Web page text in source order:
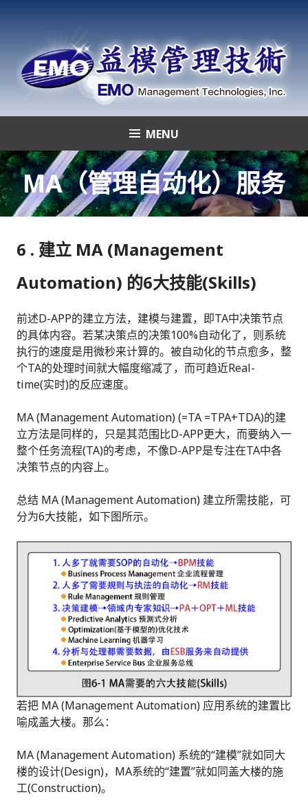
益模管理技術
MENU
MA（管理自动化）服务
6 . 建立 MA (Management
Automation) 的6大技能(Skills)
前述D-APP的建立方法，建模与建置，即TA中决策节点
的具体内容。若某决策点的决策100%自动化了，则系统
执行的速度是用微秒来计算的。被自动化的节点愈多，整
个TA的处理时间就大幅度缩减了，而可趋近Real-
time(实时)的反应速度。
MA (Management Automation) (=TA =TPA+TDA)的建
立方法是同样的，只是其范围比D-APP更大，而要纳入一
整个任务流程(TA)的考虑，不像D-APP是专注在TA中各
决策节点的内容上。
总结 MA (Management Automation) 建立所需技能，可
分为6大技能，如下图所示。
若把 MA (Management Automation) 应用系统的建置比
喻成盖大楼。那么：
MA (Management Automation) 系统的“建模”就如同大
楼的设计(Design)，MA系统的“建置”就如同盖大楼的施
工(Construction)。